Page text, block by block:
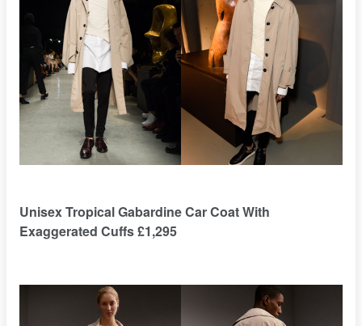
Unisex Tropical Gabardine Car Coat With
Exaggerated Cuffs £1,295